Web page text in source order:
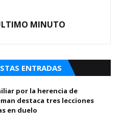
MINUTO
ENTRADAS
por la herencia de
destaca tres lecciones
en duelo